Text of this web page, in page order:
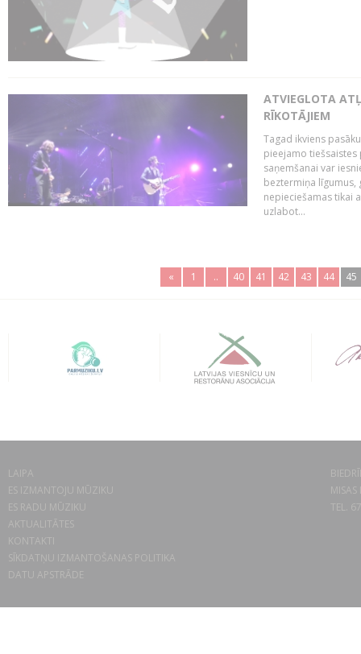
ATVIEGLOTA
RĪKOTĀJIEM
Tagad ikviens
pieejamo tiešsaistes
saņemšanai var
beztermiņa līgumus,
nepieciešamas tikai
uzlabot...
« 1 .. 40 41 42 43 44 45
LAIPA
ES IZMANTOJU MŪZIKU
ES RADU MŪZIKU
AKTUALITĀTES
KONTAKTI
SĪKDATŅU IZMANTOŠANAS POLITIKA
DATU APSTRĀDE
TEL.